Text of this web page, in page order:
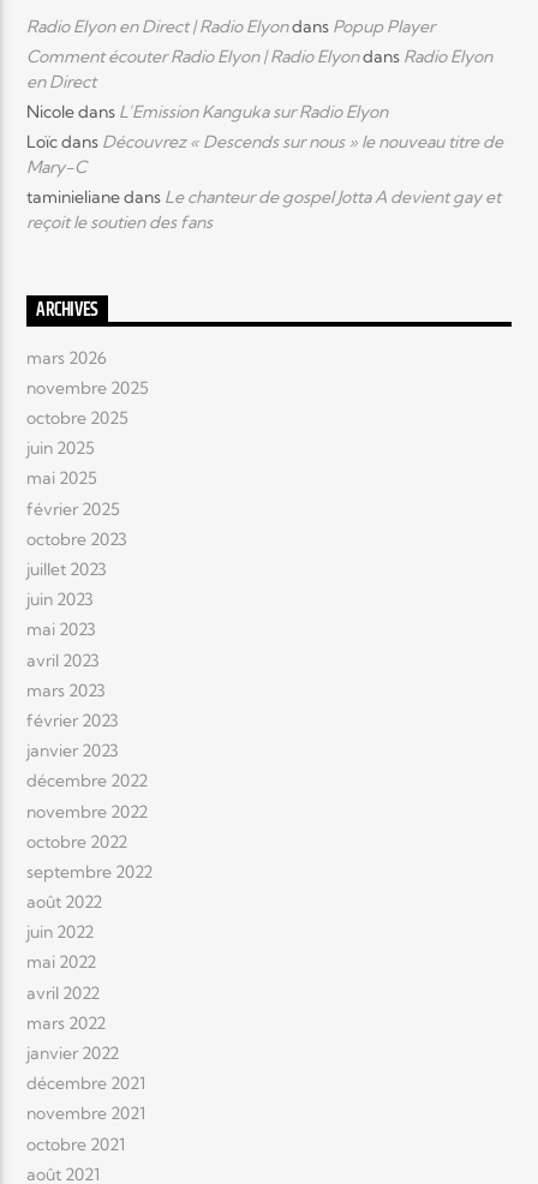
Radio Elyon en Direct | Radio Elyondans Popup Player
Comment écouter Radio Elyon | Radio Elyondans Radio Elyon
en Direct
Nicoledans L’Emission Kanguka sur Radio Elyon
Loïcdans Découvrez « Descends sur nous » le nouveau titre de
Mary-C
taminielianedans Le chanteur de gospel Jotta A devient gay et
reçoit le soutien des fans
ARCHIVES
mars 2026
novembre 2025
octobre 2025
juin 2025
mai 2025
février 2025
octobre 2023
juillet 2023
juin 2023
mai 2023
avril 2023
mars 2023
février 2023
janvier 2023
décembre 2022
novembre 2022
octobre 2022
septembre 2022
août 2022
juin 2022
mai 2022
avril 2022
mars 2022
janvier 2022
décembre 2021
novembre 2021
octobre 2021
août 2021